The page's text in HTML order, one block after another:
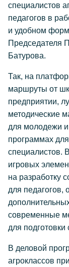
специалистов
педагогов в
и удобном
Председателя
Батурова.
Так, на
маршруты от
предприятии,
методические
для молодежи
программах
специалистов.
игровых
на разработку
для педагогов,
современные
для
В деловой
агроклассов